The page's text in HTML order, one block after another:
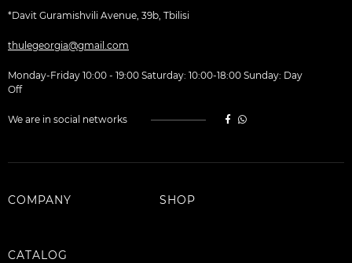
*Davit Guramishvili Avenue, 39b, Tbilisi
thulegeorgia@gmail.com
Monday-Friday 10:00 - 19:00 Saturday: 10:00-18:00 Sunday: Day
Off
We are in social networks
COMPANY SHOP
CATALOG